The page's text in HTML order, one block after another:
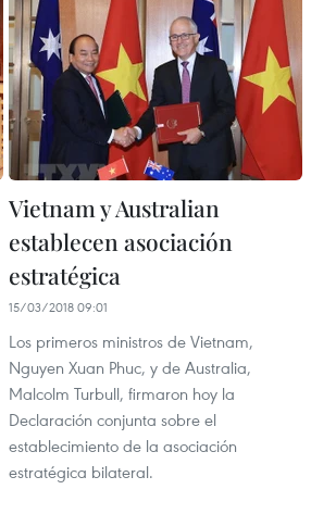
Vietnam y Australian
establecen asociación
estratégica
15/03/2018 09:01
Los primeros ministros de Vietnam,
Nguyen Xuan Phuc, y de Australia,
Malcolm Turbull, firmaron hoy la
Declaración conjunta sobre el
establecimiento de la asociación
estratégica bilateral.